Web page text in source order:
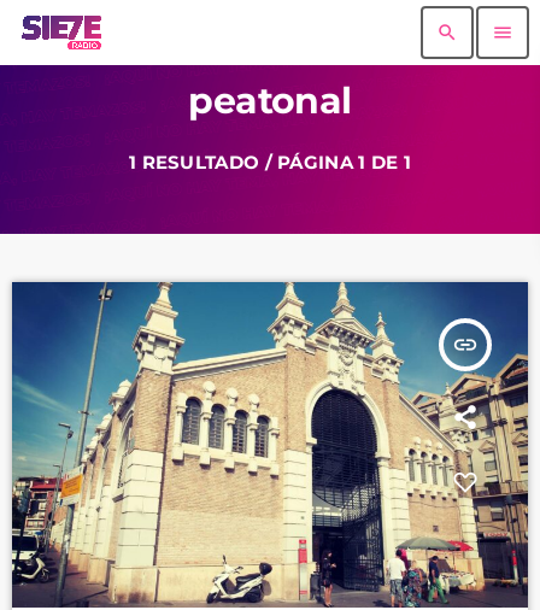
search menu
peatonal
1 RESULTADO / PÁGINA 1 DE 1
insert_link